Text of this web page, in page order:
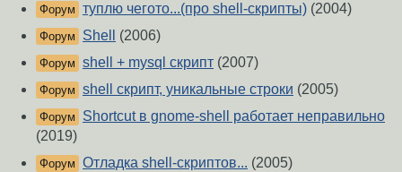
Форум туплю чегото...(про shell-скрипты) (2004)
Форум Shell (2006)
Форум shell + mysql скрипт (2007)
Форум shell скрипт, уникальные строки (2005)
Форум
Shortcut в gnome-shell работает неправильно
(2019)
Форум Отладка shell-скриптов... (2005)